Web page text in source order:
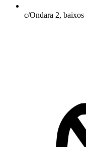
c/Ondara 2,